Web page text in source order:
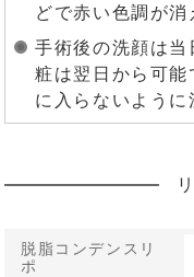
どで赤い色調が消
手術後の洗顔は
粧は翌日から可能
に入らないように
脱脂コンデンスリ
ポ